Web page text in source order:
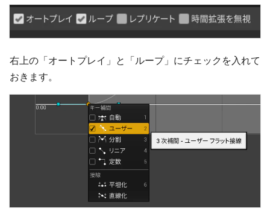
右上の「オートプレイ」と「ループ」にチェックを入れて
おきます。